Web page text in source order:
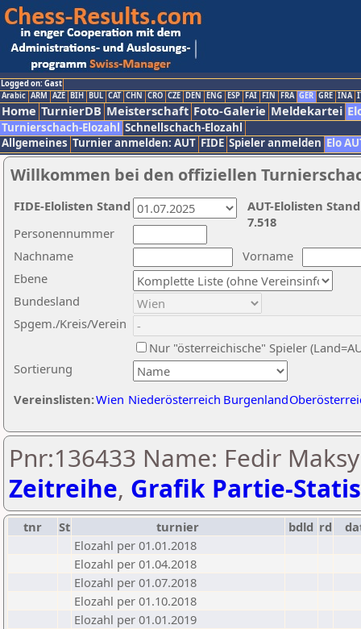
Logged on: Gast
Arabic ARM AZE BIH BUL CAT CHN CRO CZE DEN ENG ESP FAI FIN FRA GER GRE INA
Home TurnierDB Meisterschaft Foto-Galerie Meldekartei
Turnierschach-Elozahl Schnellschach-Elozahl
Allgemeines Turnier anmelden: AUT FIDE Spieler anmelden Elo
Willkommen bei den offiziellen
Nachname
Vorname
Ebene
Sortierung
Personennummer
Bundesland
Spgem./Kreis/Verein
Nur "österreichische" Spieler
Vereinslisten:Wien Niederösterreich Burgenland
AUT-Elolisten
7.518
FIDE-Elolisten Stand
Pnr:136433 Name: Fedir
Zeitreihe, Grafik Partie-
tnr St turnier bdld rd
Elozahl per 01.01.2018
Elozahl per 01.04.2018
Elozahl per 01.07.2018
Elozahl per 01.10.2018
Elozahl per 01.01.2019